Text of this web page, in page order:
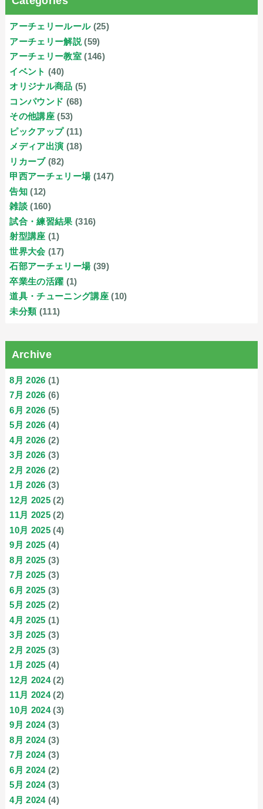
アーチェリールール (25)
アーチェリー解説 (59)
アーチェリー教室 (146)
イベント (40)
オリジナル商品 (5)
コンパウンド (68)
その他講座 (53)
ピックアップ (11)
メディア出演 (18)
リカーブ (82)
甲西アーチェリー場 (147)
告知 (12)
雑談 (160)
試合・練習結果 (316)
射型講座 (1)
世界大会 (17)
石部アーチェリー場 (39)
卒業生の活躍 (1)
道具・チューニング講座 (10)
未分類 (111)
Archive
8月 2026 (1)
7月 2026 (6)
6月 2026 (5)
5月 2026 (4)
4月 2026 (2)
3月 2026 (3)
2月 2026 (2)
1月 2026 (3)
12月 2025 (2)
11月 2025 (2)
10月 2025 (4)
9月 2025 (4)
8月 2025 (3)
7月 2025 (3)
6月 2025 (3)
5月 2025 (2)
4月 2025 (1)
3月 2025 (3)
2月 2025 (3)
1月 2025 (4)
12月 2024(2)
11月 2024(2)
10月 2024(3)
9月 2024(3)
8月 2024(3)
7月 2024(3)
6月 2024(2)
5月 2024(3)
4月 2024(4)